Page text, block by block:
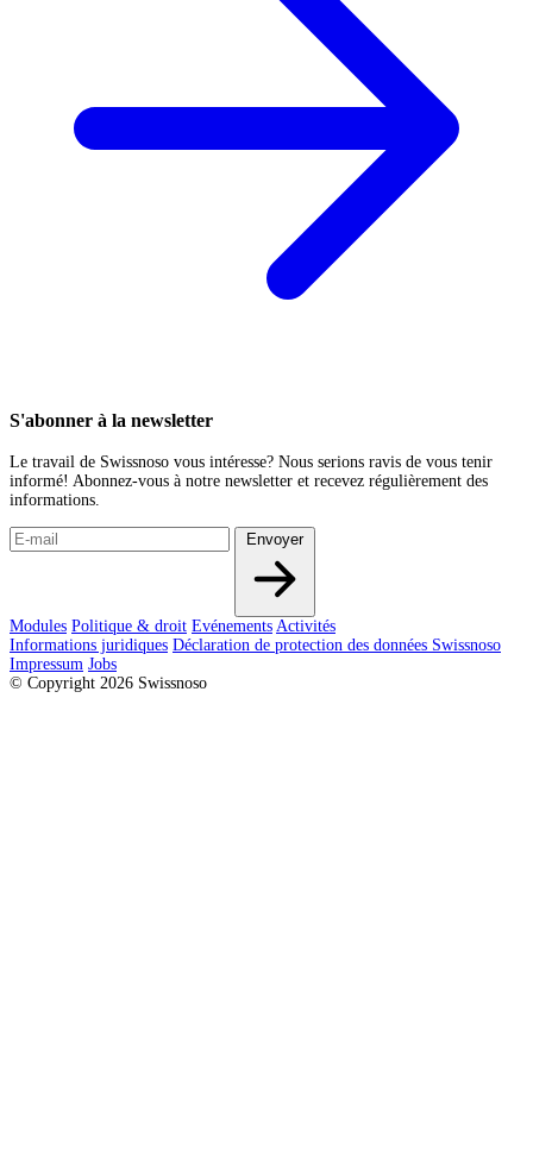
S'abonner à la newsletter
Le travail de Swissnoso vous intéresse? Nous serions ravis de vous tenir
informé! Abonnez-vous à notre newsletter et recevez régulièrement des
informations.
Envoyer
Modules Politique & droit Evénements Activités
Informations juridiques Déclaration de protection des données Swissnoso
Impressum Jobs
© Copyright 2026 Swissnoso